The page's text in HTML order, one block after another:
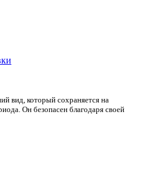
вид, который сохраняется на
Он безопасен благодаря своей